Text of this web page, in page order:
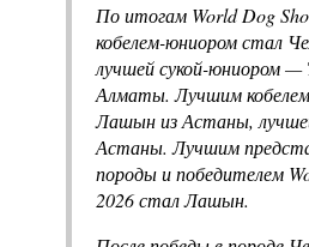
По итогам World Dog
кобелем-юниором стал
лучшей сукой-юниором —
Алматы. Лучшим
Лашын из Астаны,
Астаны. Лучшим
породы и победителем
2026 стал Лашын.